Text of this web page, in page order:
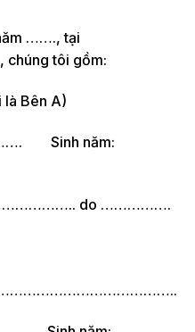
……., tại
tôi gồm:
là Bên A)
Sinh năm:
……………….. do …………….